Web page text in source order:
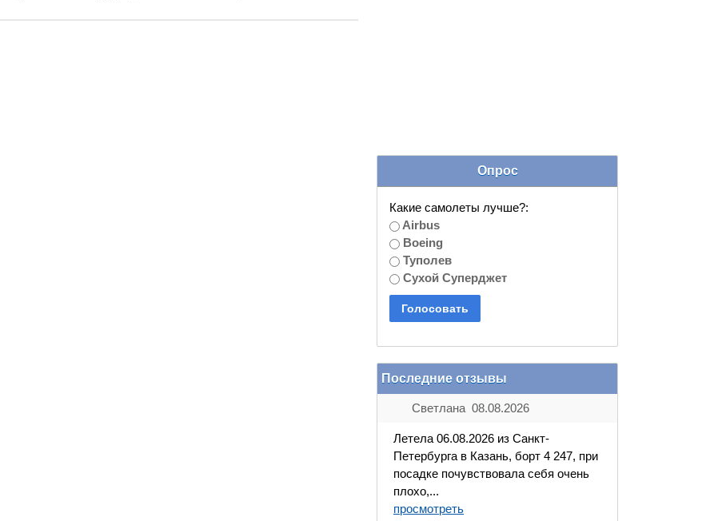
Опрос
Какие самолеты лучше?:
Airbus
Boeing
Туполев
Сухой Суперджет
Последние отзывы
Светлана 08.08.2026
Летела 06.08.2026 из Санкт-
Петербурга в Казань, борт 4 247, при
посадке почувствовала себя очень
плохо,...
просмотреть